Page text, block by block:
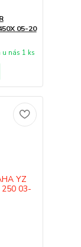
05-20
u nás 1 ks